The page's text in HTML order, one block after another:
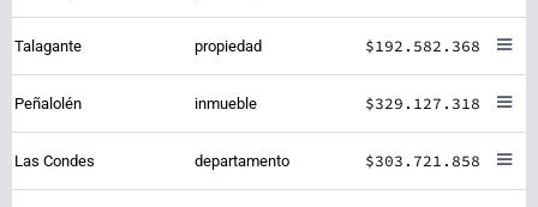
Talagante propiedad $192.582.368
Peñalolén inmueble $329.127.318
Las Condes departamento $303.721.858